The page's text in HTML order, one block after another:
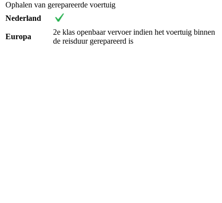
Ophalen van gerepareerde voertuig
Nederland
Europa
2e klas openbaar vervoer indien het voertuig binnen
de reisduur gerepareerd is